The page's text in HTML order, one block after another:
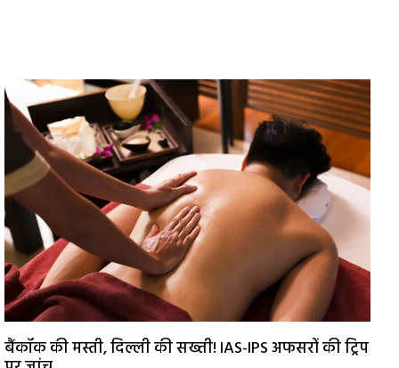
बैंकॉक की मस्ती, दिल्ली की सख्ती! IAS-IPS अफसरों की ट्रिप